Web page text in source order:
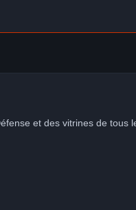
et des vitrines de tous